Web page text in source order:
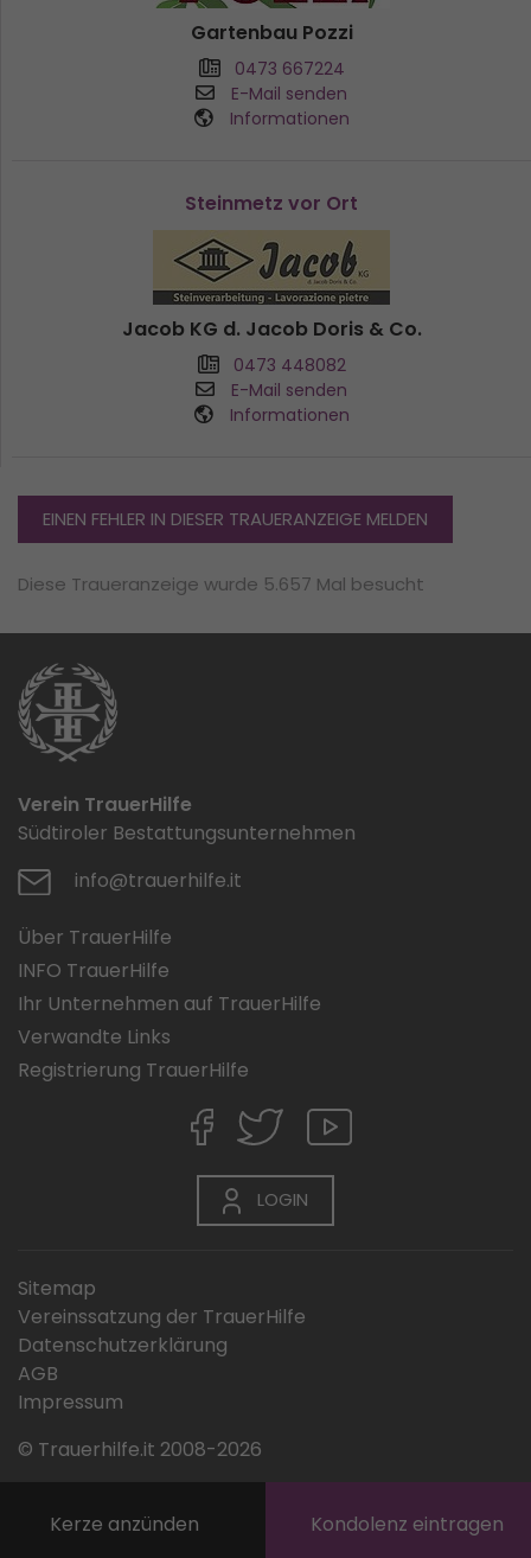
Gartenbau Pozzi
0473 667224
E-Mail senden
Informationen
Steinmetz vor Ort
Jacob KG d. Jacob Doris & Co.
0473 448082
E-Mail senden
Informationen
EINEN FEHLER IN DIESER TRAUERANZEIGE MELDEN
Diese Traueranzeige wurde 5.657 Mal besucht
Kerze anzünden Kondolenz eintragen
Verein TrauerHilfe
Südtiroler Bestattungsunternehmen
info@trauerhilfe.it
Über TrauerHilfe
INFO TrauerHilfe
Ihr Unternehmen auf TrauerHilfe
Verwandte Links
Registrierung TrauerHilfe
LOGIN
Sitemap
Vereinssatzung der TrauerHilfe
Datenschutzerklärung
AGB
Impressum
© Trauerhilfe.it 2008-2026